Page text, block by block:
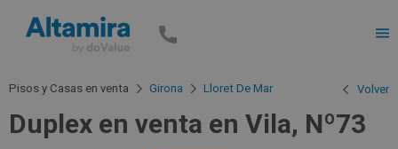
Pisos y Casas en venta Girona Lloret De Mar Volver
Duplex en venta en Vila, Nº73